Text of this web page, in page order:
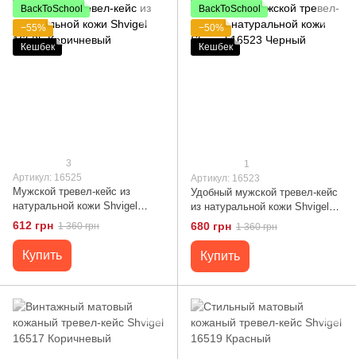
BackToSchool
−55%
Кешбек
3
Артикул: 16525
Мужской тревел-кейс из
натуральной кожи Shvigel
16525 Коричневый
612 грн 1 360 грн
Купить
BackToSchool
−50%
Кешбек
1
Артикул: 16523
Удобный мужской тревел-кейс
из натуральной кожи Shvigel
16523 Черный
680 грн 1 360 грн
Купить